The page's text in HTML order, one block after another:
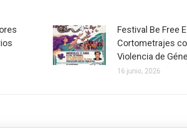
Festival Be Free
Cortometrajes
Violencia de
16 junio, 2026